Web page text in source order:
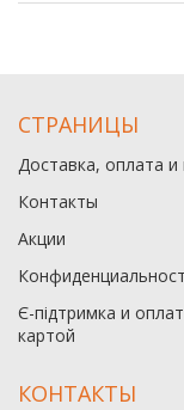
СТРАНИЦЫ
Доставка, оплата и
Контакты
Акции
Є-підтримка и
картой
КОНТАКТЫ